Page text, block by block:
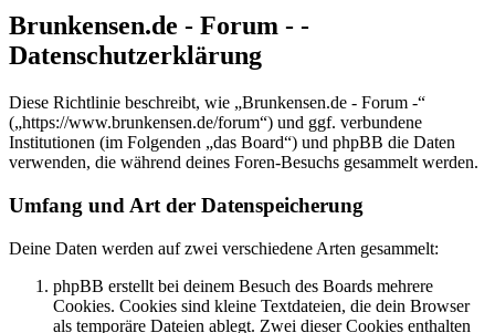
Brunkensen.de - Forum - -
Datenschutzerklärung
Diese Richtlinie beschreibt, wie „Brunkensen.de - Forum -“
(„https://www.brunkensen.de/forum“) und ggf. verbundene
Institutionen (im Folgenden „das Board“) und phpBB die Daten
verwenden, die während deines Foren-Besuchs gesammelt werden.
Umfang und Art der Datenspeicherung
Deine Daten werden auf zwei verschiedene Arten gesammelt:
phpBB erstellt bei deinem Besuch des Boards mehrere
Cookies. Cookies sind kleine Textdateien, die dein Browser
als temporäre Dateien ablegt. Zwei dieser Cookies enthalten